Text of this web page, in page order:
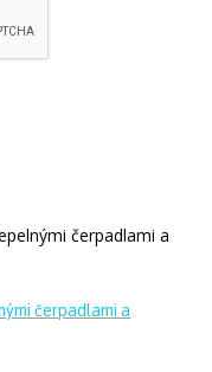
čerpadlami a